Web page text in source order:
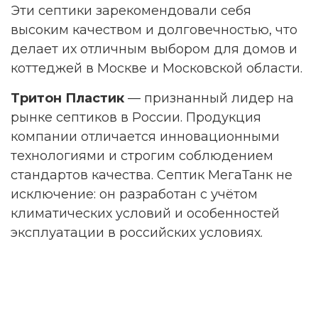
Эти септики зарекомендовали себя
высоким качеством и долговечностью, что
делает их отличным выбором для домов и
коттеджей в Москве и Московской области.
Тритон Пластик — признанный лидер на
рынке септиков в России. Продукция
компании отличается инновационными
технологиями и строгим соблюдением
стандартов качества. Септик МегаТанк не
исключение: он разработан с учётом
климатических условий и особенностей
эксплуатации в российских условиях.